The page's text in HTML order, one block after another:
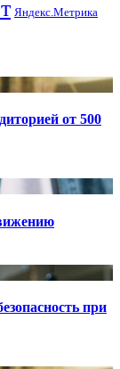
Яндекс.Метрика
от 500
при